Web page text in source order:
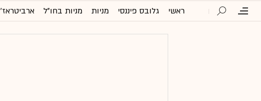
ראשי גלובס פיננסי מניות מניות בחו"ל ארביטראז'